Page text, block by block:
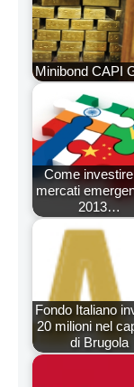
Minibond CAPI
Come
mercati
2013…
Fondo Italiano
20 milioni nel
di Brugola